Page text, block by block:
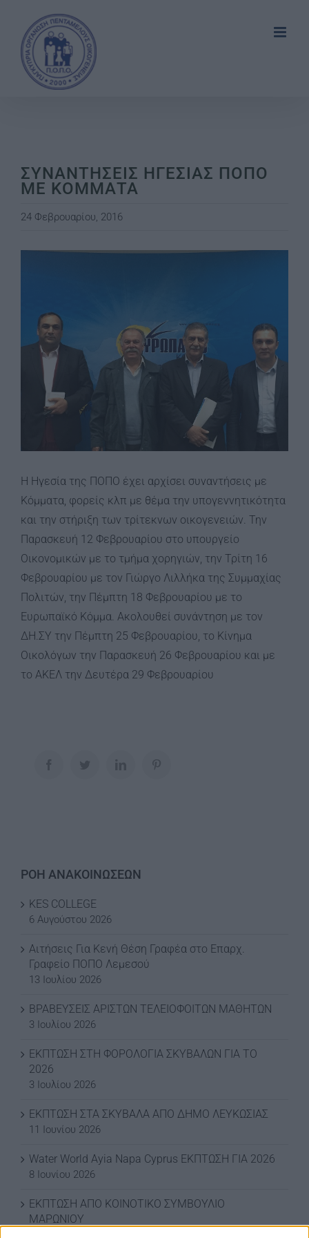
content
ΣΥΝΑΝΤΗΣΕΙΣ ΗΓΕΣΙΑΣ ΠΟΠΟ
ΜΕ ΚΟΜΜΑΤΑ
24 Φεβρουαρίου, 2016
Η Ηγεσία της ΠΟΠΟ έχει αρχίσει συναντήσεις με
Κόμματα, φορείς κλπ με θέμα την υπογεννητικότητα
και την στήριξη των τρίτεκνων οικογενειών. Την
Παρασκευή 12 Φεβρουαρίου στο υπουργείο
Οικονομικών με το τμήμα χορηγιών, την Τρίτη 16
Φεβρουαρίου με τον Γιώργο Λιλλήκα της Συμμαχίας
Πολιτών, την Πέμπτη 18 Φεβρουαρίου με το
Ευρωπαϊκό Κόμμα. Ακολουθεί συνάντηση με τον
ΔΗ.ΣΥ την Πέμπτη 25 Φεβρουαρίου, το Κίνημα
Οικολόγων την Παρασκευή 26 Φεβρουαρίου και με
το ΑΚΕΛ την Δευτέρα 29 Φεβρουαρίου
ΡΟΗ ΑΝΑΚΟΙΝΩΣΕΩΝ
KES COLLEGE
6 Αυγούστου 2026
Αιτήσεις Για Κενή Θέση Γραφέα στο Επαρχ.
Γραφείο ΠΟΠΟ Λεμεσού
13 Ιουλίου 2026
ΒΡΑΒΕΥΣΕΙΣ ΑΡΙΣΤΩΝ ΤΕΛΕΙΟΦΟΙΤΩΝ ΜΑΘΗΤΩΝ
3 Ιουλίου 2026
ΕΚΠΤΩΣΗ ΣΤΗ ΦΟΡΟΛΟΓΙΑ ΣΚΥΒΑΛΩΝ ΓΙΑ ΤΟ
2026
3 Ιουλίου 2026
ΕΚΠΤΩΣΗ ΣΤΑ ΣΚΥΒΑΛΑ ΑΠΟ ΔΗΜΟ ΛΕΥΚΩΣΙΑΣ
11 Ιουνίου 2026
Water World Ayia Napa Cyprus ΕΚΠΤΩΣΗ ΓΙΑ 2026
8 Ιουνίου 2026
ΕΚΠΤΩΣΗ ΑΠΟ ΚΟΙΝΟΤΙΚΟ ΣΥΜΒΟΥΛΙΟ
ΜΑΡΩΝΙΟΥ